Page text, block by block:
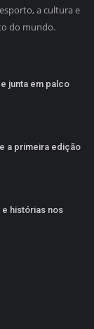
a cultura e
do mundo.
junta em palco
a primeira edição
histórias nos